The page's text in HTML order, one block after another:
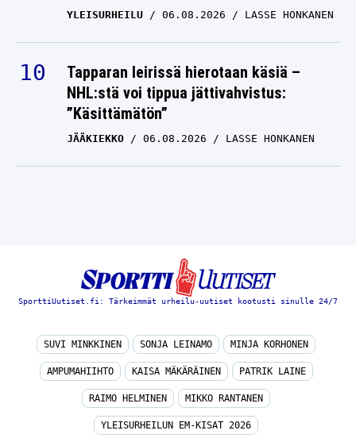
YLEISURHEILU 06.08.2026 LASSE HONKANEN
Tapparan leirissä hierotaan käsiä –
NHL:stä voi tippua jättivahvistus:
”Käsittämätön”
JÄÄKIEKKO 06.08.2026 LASSE HONKANEN
SporttiUutiset.fi: Tärkeimmät urheilu-uutiset kootusti sinulle 24/7
SUVI MINKKINEN SONJA LEINAMO MINJA KORHONEN
AMPUMAHIIHTO KAISA MÄKÄRÄINEN PATRIK LAINE
RAIMO HELMINEN MIKKO RANTANEN
YLEISURHEILUN EM-KISAT 2026